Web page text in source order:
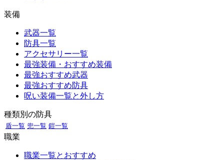
装備
武器一覧
防具一覧
アクセサリー一覧
最強装備・おすすめ装備
最強おすすめ武器
最強おすすめ防具
呪い装備一覧と外し方
種類別の防具
盾一覧 兜一覧 鎧一覧
職業
職業一覧とおすすめ